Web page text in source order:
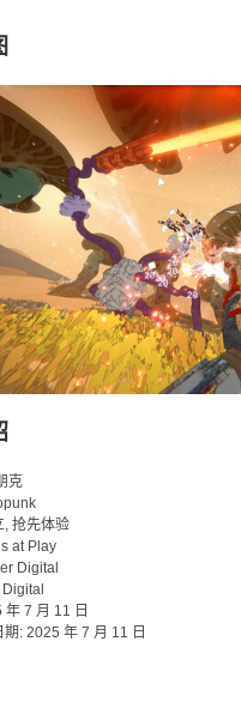
克
, 抢先体验
at Play
Digital
7 月 11 日
: 2025 年 7 月 11 日